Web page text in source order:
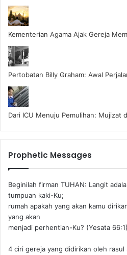
Kementerian Agama Ajak Gereja
Pertobatan Billy Graham: Awal
Dari ICU Menuju Pemulihan: Mujizat
Prophetic Messages
Beginilah firman TUHAN: Langit
tumpuan kaki-Ku;
rumah apakah yang akan kamu
yang akan
menjadi perhentian-Ku? (Yesata 66:1) ‪
4 ciri gereja yang didirikan oleh rasul